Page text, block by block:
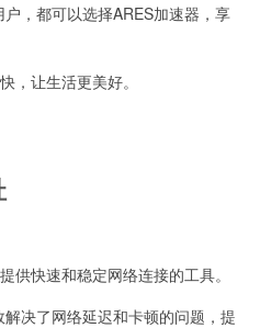
，都可以选择ARES加速器，享
让生活更美好。
快速和稳定网络连接的工具。
决了网络延迟和卡顿的问题，提